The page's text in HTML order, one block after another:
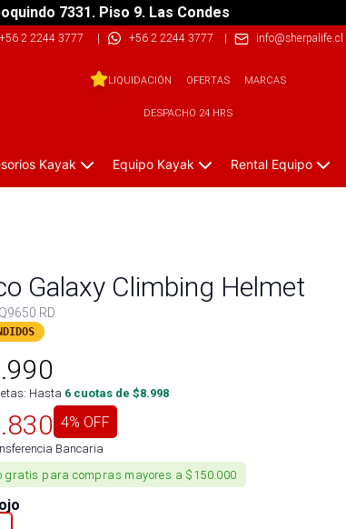
7331. Piso 9. Las Condes
+56 2 2244 3777 | +56 2 2244 3777 | info@sherpalife.cl
LIQUIDACIÓN OFERTAS MARCAS
DESPACHO 24 HRS
Kayak Equipo Kayak Rental Equipo
Galaxy Climbing Helmet
RD
Hasta 6 cuotas de $8.998
4% OFF
Bancaria
gratis para compras mayores a $150.000